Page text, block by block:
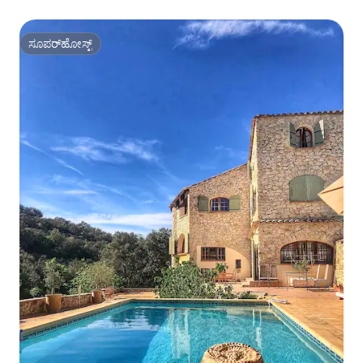
ಸೂಪರ್‌ಹೋಸ್ಟ್
ಸೂಪರ್‌ಹೋಸ್ಟ್